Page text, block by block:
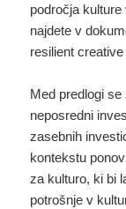
področja
najdete v
resilient
Med predlogi
neposredni
zasebnih
kontekstu
za kulturo, ki bi
potrošnje v